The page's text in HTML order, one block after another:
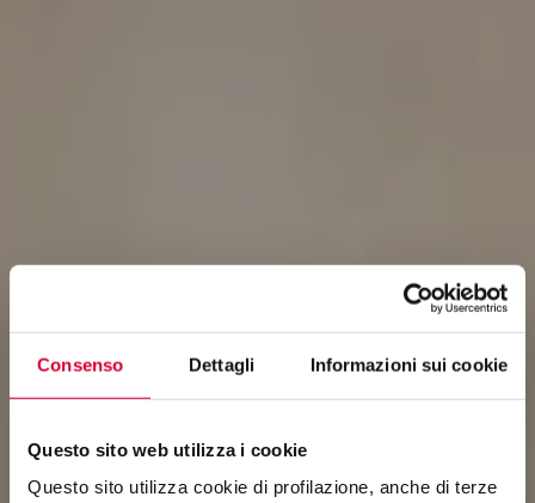
Consenso Dettagli Informazioni sui cookie
Questo sito web utilizza i cookie
Questo sito utilizza cookie di profilazione, anche di terze